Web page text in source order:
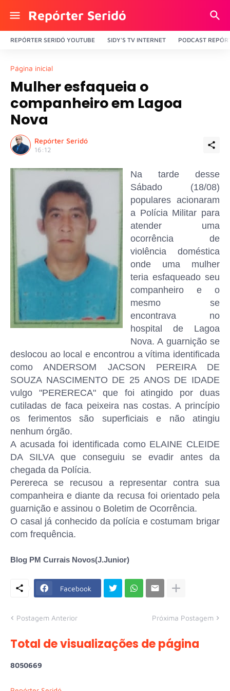
Repórter Seridó
REPÓRTER SERIDÓ YOUTUBE SIDY'S TV INTERNET PODCAST
Página inicial
Mulher esfaqueia o
companheiro em Lagoa
Nova
Repórter Seridó
16:12
Na tarde desse
Sábado (18/08)
populares acionaram
a Polícia Militar para
atender uma
ocorrência de
violência doméstica
onde uma mulher
teria esfaqueado seu
companheiro e o
mesmo se
encontrava no
hospital de Lagoa
Nova. A guarnição se
deslocou ao local e encontrou a vítima identificada
como ANDERSOM JACSON PEREIRA DE
SOUZA NASCIMENTO DE 25 ANOS DE IDADE
vulgo "PERERECA" que foi atingido por duas
cutiladas de faca peixeira nas costas. A princípio
os ferimentos são superficiais e não atingiu
nenhum órgão.
A acusada foi identificada como ELAINE CLEIDE
DA SILVA que conseguiu se evadir antes da
chegada da Polícia.
Perereca se recusou a representar contra sua
companheira e diante da recusa foi orientado pela
guarnição e assinou o Boletim de Ocorrência.
O casal já conhecido da polícia e costumam brigar
com frequência.
Blog PM Currais Novos(J.Junior)
Facebook
Postagem Anterior Próxima Postagem
Total de visualizações de página
8050669